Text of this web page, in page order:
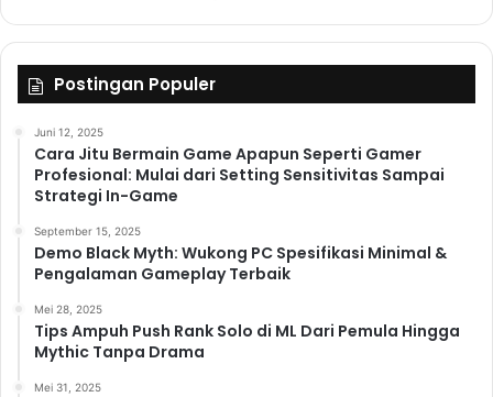
Postingan Populer
Juni 12, 2025
Cara Jitu Bermain Game Apapun Seperti Gamer
Profesional: Mulai dari Setting Sensitivitas Sampai
Strategi In-Game
September 15, 2025
Demo Black Myth: Wukong PC Spesifikasi Minimal &
Pengalaman Gameplay Terbaik
Mei 28, 2025
Tips Ampuh Push Rank Solo di ML Dari Pemula Hingga
Mythic Tanpa Drama
Mei 31, 2025